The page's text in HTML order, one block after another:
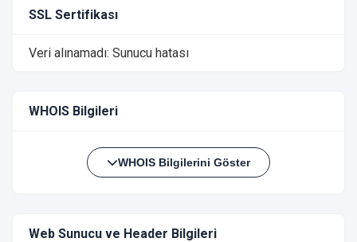
SSL Sertifikası
Veri alınamadı: Sunucu hatası
WHOIS Bilgileri
WHOIS Bilgilerini Göster
Web Sunucu ve Header Bilgileri